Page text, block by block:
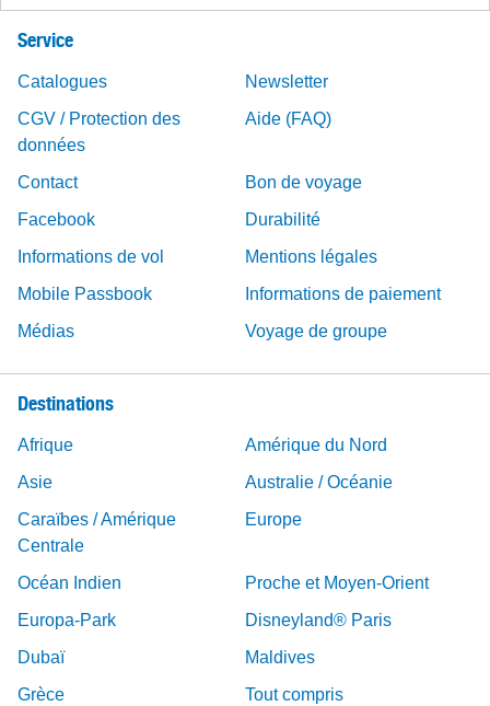
Service
Catalogues
Newsletter
CGV / Protection des
données
Aide (FAQ)
Contact
Bon de voyage
Facebook
Durabilité
Informations de vol
Mentions légales
Mobile Passbook
Informations de paiement
Médias
Voyage de groupe
Destinations
Afrique
Amérique du Nord
Asie
Australie / Océanie
Caraïbes / Amérique
Centrale
Europe
Océan Indien
Proche et Moyen-Orient
Europa-Park
Disneyland® Paris
Dubaï
Maldives
Grèce
Tout compris